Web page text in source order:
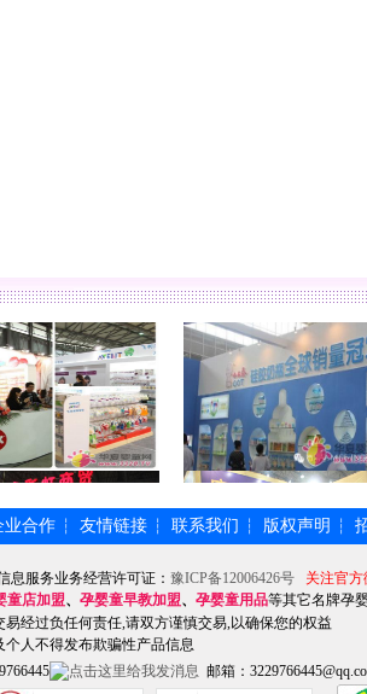
业合作 ┆ 友情链接 ┆ 联系我们 ┆ 版权声明 ┆
息服务业务经营许可证： 豫ICP备12006426号
关注官方
童店加盟、 孕婴童早教加盟、 孕婴童用品等其它名牌孕
经过负任何责任,请双方谨慎交易,以确保您的权益
个人不得发布欺骗性产品信息
邮箱：